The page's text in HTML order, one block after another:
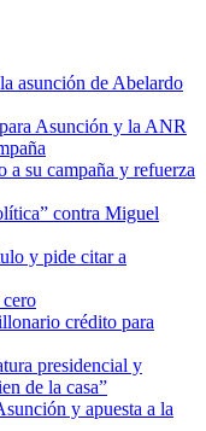
asunción de Abelardo
Asunción y la ANR
a su campaña y refuerza
contra Miguel
y pide citar a
crédito para
presidencial y
de la casa”
y apuesta a la